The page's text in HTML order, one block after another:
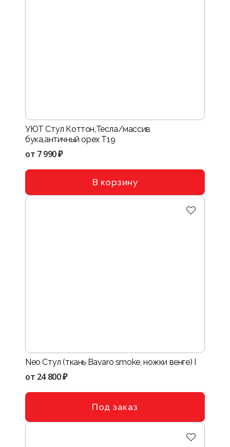
УЮТ Стул Коттон,Тесла/массив
бука,античный орех Т19
от 7 990 ₽
В корзину
Neo Стул (ткань Bavaro smoke, ножки венге) I
от 24 800 ₽
Под заказ